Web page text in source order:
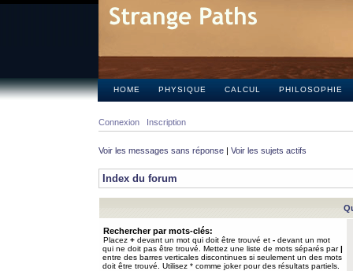
HOME PHYSIQUE CALCUL PHILOSOPHIE
Connexion Inscription
Voir les messages sans réponse | Voir les sujets actifs
Index du forum
Rechercher par mots-clés:
Placez + devant un mot qui doit être trouvé et - devant un mot
qui ne doit pas être trouvé. Mettez une liste de mots séparés par|
entre des barres verticales discontinues si seulement un des mots
doit être trouvé. Utilisez * comme joker pour des résultats partiels.